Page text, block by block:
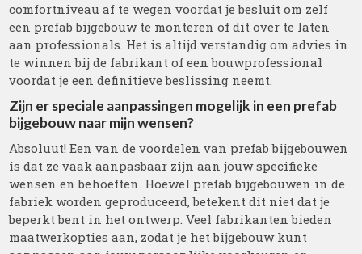
comfortniveau af te wegen voordat je besluit om zelf
een prefab bijgebouw te monteren of dit over te laten
aan professionals. Het is altijd verstandig om advies in
te winnen bij de fabrikant of een bouwprofessional
voordat je een definitieve beslissing neemt.
Zijn er speciale aanpassingen mogelijk in een prefab
bijgebouw naar mijn wensen?
Absoluut! Een van de voordelen van prefab bijgebouwen
is dat ze vaak aanpasbaar zijn aan jouw specifieke
wensen en behoeften. Hoewel prefab bijgebouwen in de
fabriek worden geproduceerd, betekent dit niet dat je
beperkt bent in het ontwerp. Veel fabrikanten bieden
maatwerkopties aan, zodat je het bijgebouw kunt